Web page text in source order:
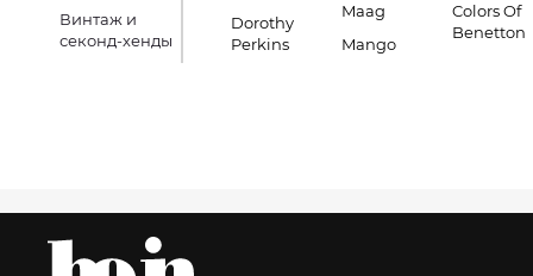
Винтаж и
секонд-хенды
Dorothy
Perkins
Maag
Mango
Colors Of
Benetton